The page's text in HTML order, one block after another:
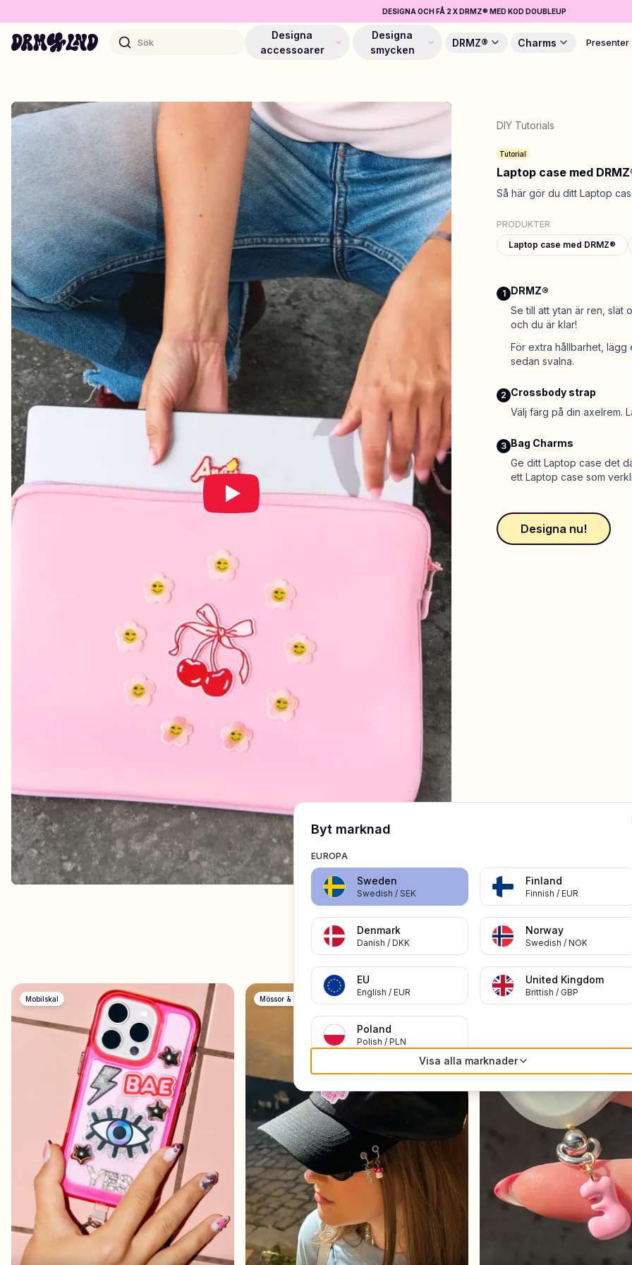
DESIGNA OCH FÅ 2 X DRMZ® MED KOD DOUBLEUP
Sök
Designa
accessoarer
Designa
smycken
DRMZ® Charms Presenter
Designa Accessoarer
Mobilskal, väskor, laptops & mer
Shoppa DRMZ®
Välj och blanda – hundratals unika stick-ons
Designa Smycken
Halsband, armband, bag chains & mer
Shoppa Charms
Massor av berlocker. Hitta dina favoriter.
Alla produkter
Presenter
Limited Editions
Wishlist Mina ordrar
DIY Tutorials
Tutorial
Laptop case med
Så här gör du ditt Laptop
PRODUKTER
Laptop case med DRMZ®
1 DRMZ®
Se till att ytan är ren, slät
och du är klar!
För extra hållbarhet, lägg
sedan svalna.
2 Crossbody strap
Välj färg på din axelrem.
3 Bag Charms
Ge ditt Laptop case det
ett Laptop case som
Designa nu!
Mobilskal Mössor & Kepsar Piercing
Byt marknad
EUROPA
Sweden
Swedish / SEK
Finland
Finnish / EUR
Denmark
Danish / DKK
Norway
Swedish / NOK
EU
English / EUR
United Kingdom
Brittish / GBP
Poland
Polish / PLN
Visa alla marknader